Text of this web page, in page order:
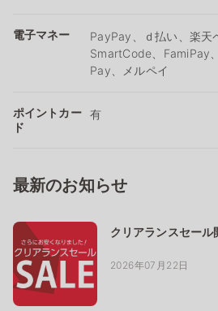
電子マネー
PayPay、ｄ払い、楽天
SmartCode、FamiPay
Pay、メルペイ
ポイントカー
ド
有
最新のお知らせ
クリアランスセール
2026年07月22日